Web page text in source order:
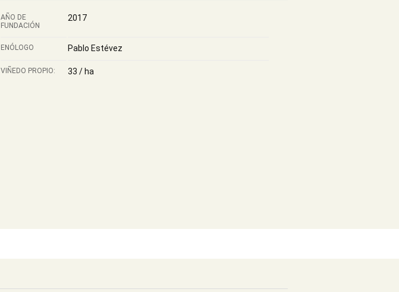
AÑO DE
FUNDACIÓN
2017
ENÓLOGO Pablo Estévez
VIÑEDO PROPIO: 33 / ha